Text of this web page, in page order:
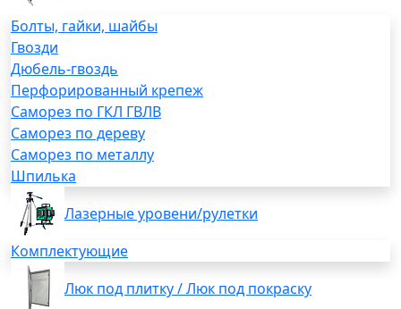
Болты, гайки, шайбы
Гвозди
Дюбель-гвоздь
Перфорированный крепеж
Саморез по ГКЛ ГВЛВ
Саморез по дереву
Саморез по металлу
Шпилька
Лазерные уровени/рулетки
Комплектующие
Люк под плитку / Люк под покраску